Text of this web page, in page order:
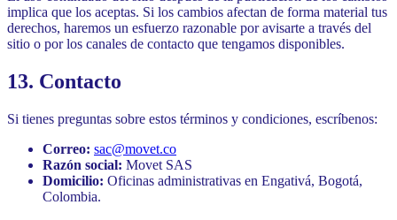
implica que los aceptas. Si los cambios afectan de forma material tus
derechos, haremos un esfuerzo razonable por avisarte a través del
sitio o por los canales de contacto que tengamos disponibles.
13. Contacto
Si tienes preguntas sobre estos términos y condiciones, escríbenos:
Correo: sac@movet.co
Razón social: Movet SAS
Domicilio: Oficinas administrativas en Engativá, Bogotá,
Colombia.